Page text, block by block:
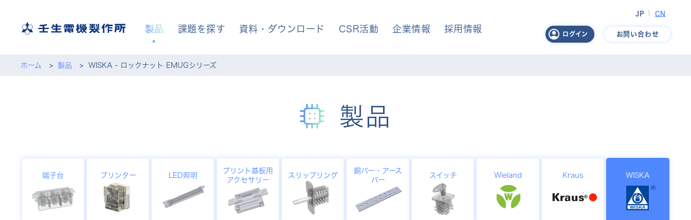
製品 課題を探す 資料・ダウンロード CSR活動 企業情報 採用情報
ログイン
JP CN
お問い合わせ
ホーム 製品 WISKA - ロックナット EMUGシリーズ
製品
端子台 プリンター LED照明
プリント基板用
アクセサリー
スリップリング
銅バー・アース
バー
スイッチ Wieland Kraus WISKA